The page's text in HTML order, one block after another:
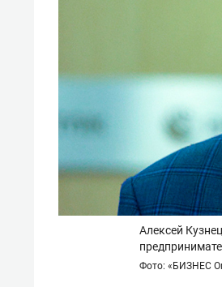
Алексей
Фото: «БИЗНЕС